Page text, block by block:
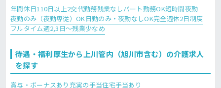
年間休日110日以上2交代勤務残業なしパート勤務OK短時間夜勤
夜勤のみ（夜勤専従）OK日勤のみ・夜勤なしOK完全週休2日制度
フルタイム週2,3日～残業少なめ
待遇・福利厚生から上川管内（旭川市含む）の介護求人
を探す
賞与・ボーナスあり 充実の手当住宅手当あり